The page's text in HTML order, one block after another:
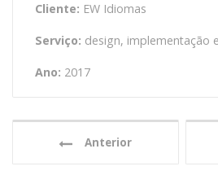
Cliente: EW Idiomas
Serviço: design, implementação
Ano: 2017
Anterior